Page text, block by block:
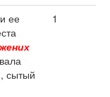
ее
жених
сытый
1